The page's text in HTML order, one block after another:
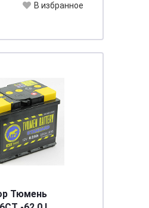
В избранное
Тюмень